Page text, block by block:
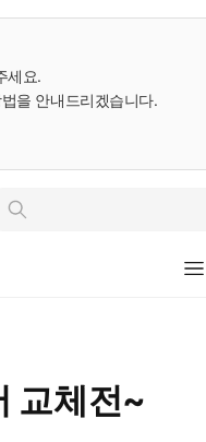
세요.
을 안내드리겠습니다.
인
교체전~